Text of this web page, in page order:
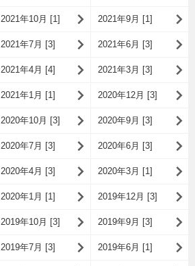
2021年10月 [1] 2021年9月 [1]
2021年7月 [3] 2021年6月 [3]
2021年4月 [4] 2021年3月 [3]
2021年1月 [1] 2020年12月 [3]
2020年10月 [3] 2020年9月 [3]
2020年7月 [3] 2020年6月 [3]
2020年4月 [3] 2020年3月 [1]
2020年1月 [1] 2019年12月 [3]
2019年10月 [3] 2019年9月 [3]
2019年7月 [3] 2019年6月 [1]